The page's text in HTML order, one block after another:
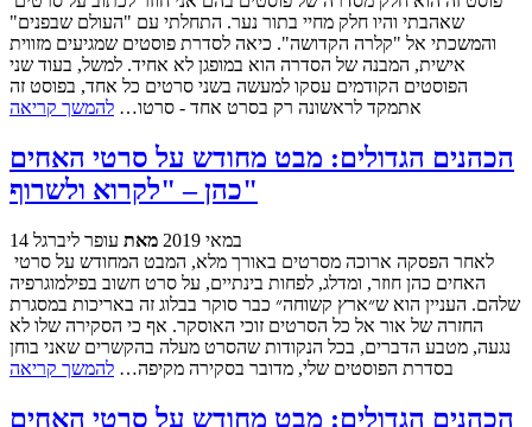
שאהבתי והיו חלק מחיי בתור נער. התחלתי עם "העולם שבפנים"
והמשכתי אל "קלרה הקדושה". כיאה לסדרת פוסטים שמגיעים מזווית
אישית, המבנה של הסדרה הוא במופגן לא אחיד. למשל, בעוד שני
הפוסטים הקודמים עסקו למעשה בשני סרטים כל אחד, בפוסט זה
אתמקד לראשונה רק בסרט אחד - סרטו… להמשך קריאה
הכהנים הגדולים: מבט מחודש על סרטי האחים
כהן – "לקרוא ולשרוף"
14 במאי 2019 מאת עופר ליברגל
האחים כהן חוזר, ומדלג, לפחות בינתיים, על סרט חשוב בפילמוגרפיה
שלהם. העניין הוא ש״ארץ קשוחה״ כבר סוקר בבלוג זה באריכות במסגרת
החזרה של אור אל כל הסרטים זוכי האוסקר. אף כי הסקירה שלו לא
נגעה, מטבע הדברים, בכל הנקודות שהסרט מעלה בהקשרים שאני בוחן
בסדרת הפוסטים שלי, מדובר בסקירה מקיפה… להמשך קריאה
הכהנים הגדולים: מבט מחודש על סרטי האחים